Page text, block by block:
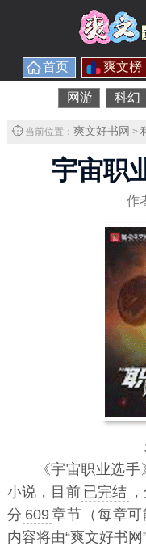
首页 爽文榜
网游 科幻
当前位置： 爽文好书网 >
宇宙职
作
《宇宙职业选手
小说，目前 已完结
分 609章节（每章
内容将由“爽文好书